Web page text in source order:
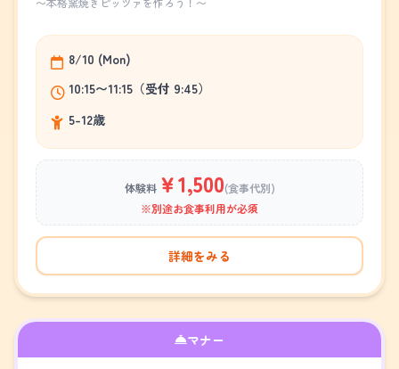
8/10 (Mon)
10:15〜11:15（受付 9:45）
5-12歳
体験料￥1,500(食事代別)
※別途お食事利用が必須
詳細をみる
マナー